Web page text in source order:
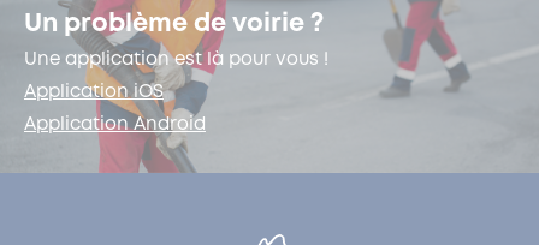
Un problème de voirie ?
Une application est là pour vous !
Application iOS
Application Android